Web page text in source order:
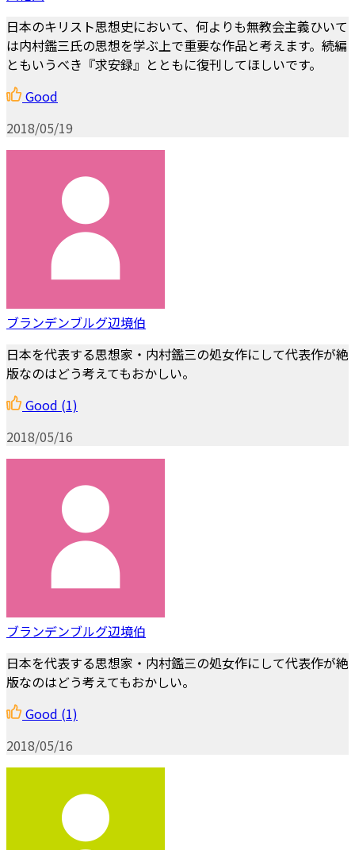
日本のキリスト思想史において、何よりも無教会主義ひいて
は内村鑑三氏の思想を学ぶ上で重要な作品と考えます。続編
ともいうべき『求安録』とともに復刊してほしいです。
Good
2018/05/19
ブランデンブルグ辺境伯
日本を代表する思想家・内村鑑三の処女作にして代表作が絶
版なのはどう考えてもおかしい。
Good (1)
2018/05/16
ブランデンブルグ辺境伯
日本を代表する思想家・内村鑑三の処女作にして代表作が絶
版なのはどう考えてもおかしい。
Good (1)
2018/05/16